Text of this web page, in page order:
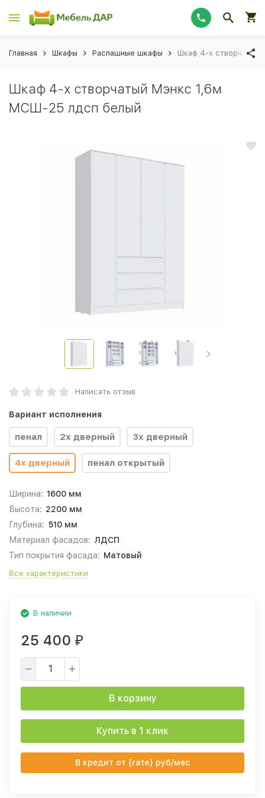
Главная Шкафы Распашные шкафы Шкаф 4-х
Шкаф 4-х створчатый Мэнкс 1,6м
МСШ-25 лдсп белый
Написать отзыв
Вариант исполнения
пенал 2х дверный 3х дверный
4х дверный пенал открытый
Ширина: 1600 мм
Высота: 2200 мм
Глубина: 510 мм
Материал фасадов: ЛДСП
Тип покрытия фасада: Матовый
Все характеристики
В наличии
25 400 ₽
В корзину
Купить в 1 клик
В кредит от {rate} руб/мес